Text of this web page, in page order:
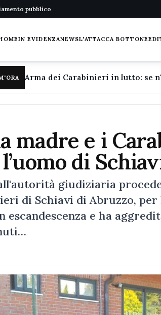
pubblico
IN EVIDENZANEWSL'ATTACCA BOTTONE
madre e i
di
giudiziaria
di Schiavi di Abruzzo, per
e ha